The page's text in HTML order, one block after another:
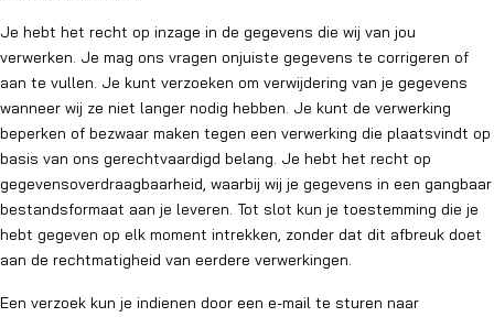
Je hebt het recht op inzage in de gegevens die wij van jou
verwerken. Je mag ons vragen onjuiste gegevens te corrigeren of
aan te vullen. Je kunt verzoeken om verwijdering van je gegevens
wanneer wij ze niet langer nodig hebben. Je kunt de verwerking
beperken of bezwaar maken tegen een verwerking die plaatsvindt op
basis van ons gerechtvaardigd belang. Je hebt het recht op
gegevensoverdraagbaarheid, waarbij wij je gegevens in een gangbaar
bestandsformaat aan je leveren. Tot slot kun je toestemming die je
hebt gegeven op elk moment intrekken, zonder dat dit afbreuk doet
aan de rechtmatigheid van eerdere verwerkingen.
Een verzoek kun je indienen door een e-mail te sturen naar